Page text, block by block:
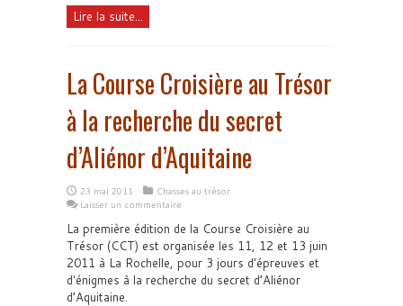
Lire la suite...
La Course Croisière au Trésor
à la recherche du secret
d’Aliénor d’Aquitaine
23 mai 2011
Chasses au trésor
Laisser un commentaire
La première édition de la Course Croisière au
Trésor (CCT) est organisée les 11, 12 et 13 juin
2011 à La Rochelle, pour 3 jours d'épreuves et
d'énigmes à la recherche du secret d’Aliénor
d’Aquitaine.